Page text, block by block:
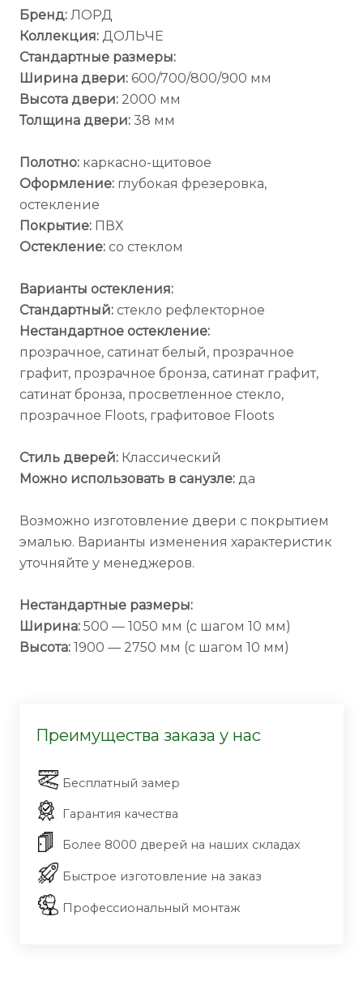
Бренд: ЛОРД
Коллекция: ДОЛЬЧЕ
Стандартные размеры:
Ширина двери: 600/700/800/900 мм
Высота двери: 2000 мм
Толщина двери: 38 мм
Полотно: каркасно-щитовое
Оформление: глубокая фрезеровка,
остекление
Покрытие: ПВХ
Остекление: со стеклом
Варианты остекления:
Стандартный: стекло рефлекторное
Нестандартное остекление:
прозрачное, сатинат белый, прозрачное
графит, прозрачное бронза, сатинат графит,
сатинат бронза, просветленное стекло,
прозрачное Floots, графитовое Floots
Стиль дверей: Классический
Можно использовать в санузле: да
Возможно изготовление двери с покрытием
эмалью. Варианты изменения характеристик
уточняйте у менеджеров.
Нестандартные размеры:
Ширина: 500 — 1050 мм (с шагом 10 мм)
Высота: 1900 — 2750 мм (с шагом 10 мм)
Преимущества заказа у нас
Бесплатный замер
Гарантия качества
Более 8000 дверей на наших складах
Быстрое изготовление на заказ
Профессиональный монтаж